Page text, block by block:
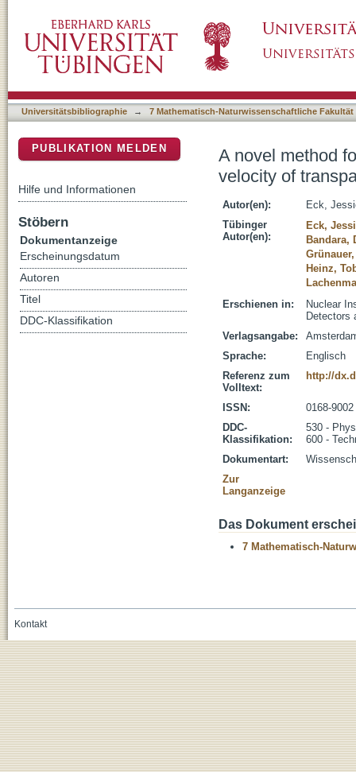
a variable length cavity
Universitätsbibliographie → 7 Mathematisch-Naturwissenschaftliche Fakultät
A novel method
velocity of
Autor(en):
Eck,
Tübinger
Autor(en):
Eck,
Bandara,
Heinz,
Erschienen in:
Nuclear
Detectors
Verlagsangabe:
Sprache:
Englisch
Referenz zum
Volltext:
http://
ISSN:
0168-9002
DDC-
Klassifikation:
530 -
600 -
Dokumentart:
Zur
Langanzeige
Das Dokument
7 Mathematisch-
PUBLIKATION MELDEN
Hilfe und Informationen
Stöbern
Dokumentanzeige
Erscheinungsdatum
Autoren
Titel
DDC-Klassifikation
Kontakt